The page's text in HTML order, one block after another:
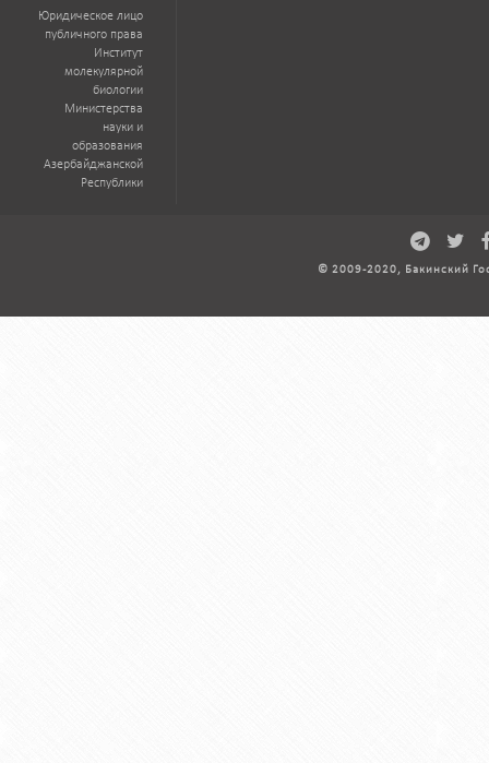
Юридическое лицо
публичного права
Институт
молекулярной
биологии
Министерства
науки и
образования
Азербайджанской
Республики
© 2009-2020, Бакинский